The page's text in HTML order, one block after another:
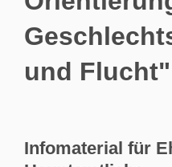
und Flucht"
Infomaterial für